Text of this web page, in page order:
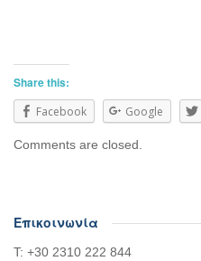
Share this:
Facebook Google
Comments are closed.
Επικοινωνία
Τ: +30 2310 222 844